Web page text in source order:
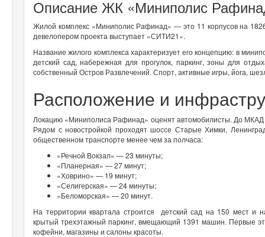
Описание ЖК «Миниполис
Жилой комплекс «Миниполис Рафинад» — это 11 корпусов на
девелопером проекта выступает «СИТИ21».
Название жилого комплекса характеризует его концепцию: в
детский сад, набережная для прогулок, паркинг, зоны для
собственный Остров Развлечений. Спорт, активные игры, йога,
Расположение и
Локацию «Миниполиса Рафинад» оценят автомобилисты. До МКАД
Рядом с новостройкой проходят шоссе Старые Химки,
общественном транспорте менее чем за полчаса:
«Речной Вокзал» — 23 минуты;
«Планерная» — 27 минут;
«Ховрино» — 19 минут;
«Селигерская» — 24 минуты;
«Беломорская» — 20 минут.
На территории квартала строится детский сад на 150 мест и
крытый трехэтажный паркинг, вмещающий 1391 машин. Первые
кофейни, магазины и салоны красоты.